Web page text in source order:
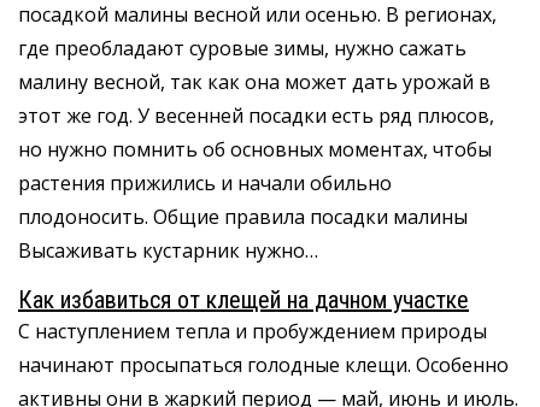
посадкой малины весной или осенью. В регионах,
где преобладают суровые зимы, нужно сажать
малину весной, так как она может дать урожай в
этот же год. У весенней посадки есть ряд плюсов,
но нужно помнить об основных моментах, чтобы
растения прижились и начали обильно
плодоносить. Общие правила посадки малины
Высаживать кустарник нужно…
Как избавиться от клещей на дачном участке
С наступлением тепла и пробуждением природы
начинают просыпаться голодные клещи. Особенно
активны они в жаркий период — май, июнь и июль.